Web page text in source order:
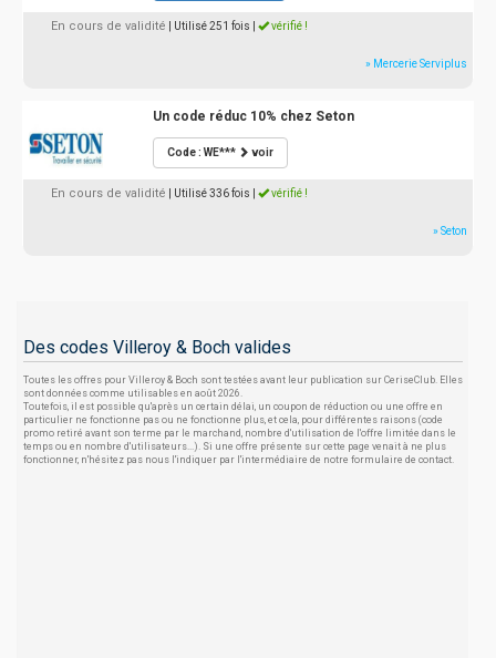
En cours de validité | Utilisé 251 fois vérifié !
» Mercerie Serviplus
Un code réduc 10% chez Seton
Code : WE*** voir
En cours de validité | Utilisé 336 fois vérifié !
» Seton
Des codes Villeroy & Boch valides
Toutes les offres pour Villeroy & Boch sont testées avant leur publication sur CeriseClub. Elles
sont données comme utilisables en août 2026.
Toutefois, il est possible qu'après un certain délai, un coupon de réduction ou une offre en
particulier ne fonctionne pas ou ne fonctionne plus, et cela, pour différentes raisons (code
promo retiré avant son terme par le marchand, nombre d'utilisation de l'offre limitée dans le
temps ou en nombre d'utilisateurs...). Si une offre présente sur cette page venait à ne plus
fonctionner, n'hésitez pas nous l'indiquer par l'intermédiaire de notre formulaire de contact.